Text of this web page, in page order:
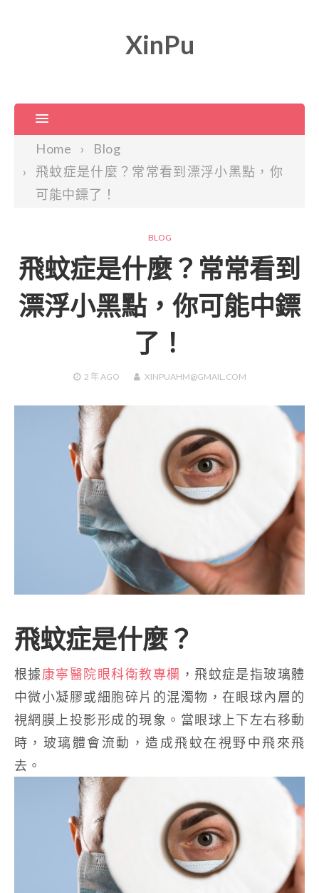
XinPu
Home
Blog
飛蚊症是什麼？常常看到漂浮小黑點，你
可能中鏢了！
BLOG
飛蚊症是什麼？常常看到
漂浮小黑點，你可能中鏢
了！
2 年AGO XINPUAHM@GMAIL.COM
飛蚊症是什麼？
根據康寧醫院眼科衛教專欄 ，飛蚊症是指玻璃體
中微小凝膠或細胞碎片的混濁物，在眼球內層的
視網膜上投影形成的現象。當眼球上下左右移動
時，玻璃體會流動，造成飛蚊在視野中飛來飛
去。